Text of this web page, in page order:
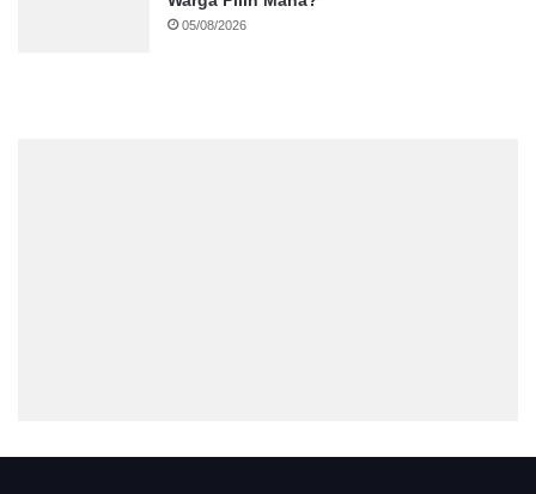
05/08/2026